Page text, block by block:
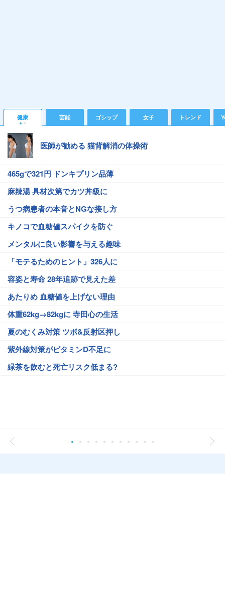
健康 芸能 ゴシップ 女子 トレンド
医師が勧める 猫背解消の体操術
465gで321円 ドンキプリン品薄
麻辣湯 具材次第でカツ丼級に
うつ病患者の本音とNGな接し方
キノコで血糖値スパイクを防ぐ
メンタルに良い影響を与える趣味
「モテるためのヒント」326人に
容姿と寿命 28年追跡で見えた差
あたりめ 血糖値を上げない理由
体重62kg→82kgに 寺田心の生活
夏のむくみ対策 ツボ&反射区押し
紫外線対策がビタミンD不足に
緑茶を飲むと死亡リスク低まる?